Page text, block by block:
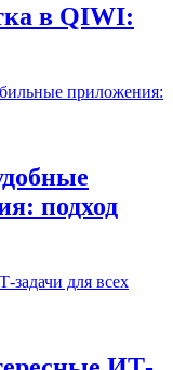
в QIWI:
подход